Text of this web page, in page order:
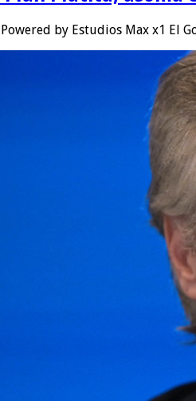
by Estudios Max x1 El